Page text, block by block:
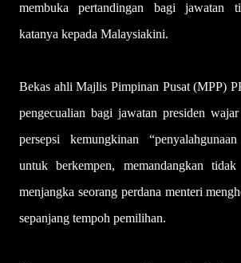
membuka pertandingan bagi jawatan
katanya kepada Malaysiakini.
Bekas ahli Majlis Pimpinan Pusat (MPP)
pengecualian bagi jawatan presiden
persepsi kemungkinan
untuk berkempen, memandangkan
menjangka seorang perdana menteri
sepanjang tempoh pemilihan.